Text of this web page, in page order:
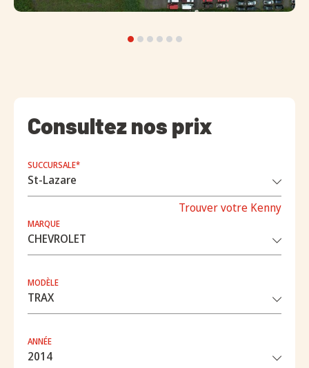
Consultez nos prix
SUCCURSALE*
Trouver votre Kenny
MARQUE
MODÈLE
ANNÉE